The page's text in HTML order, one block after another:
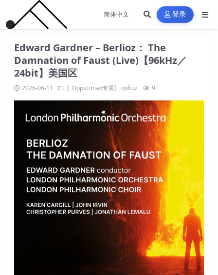
登录
Edward Gardner – Berlioz： The
Damnation of Faust (Live)【96kHz／
24bit】美国区
2026-06-11 〖OppsUmax专属〗 qobuz 9